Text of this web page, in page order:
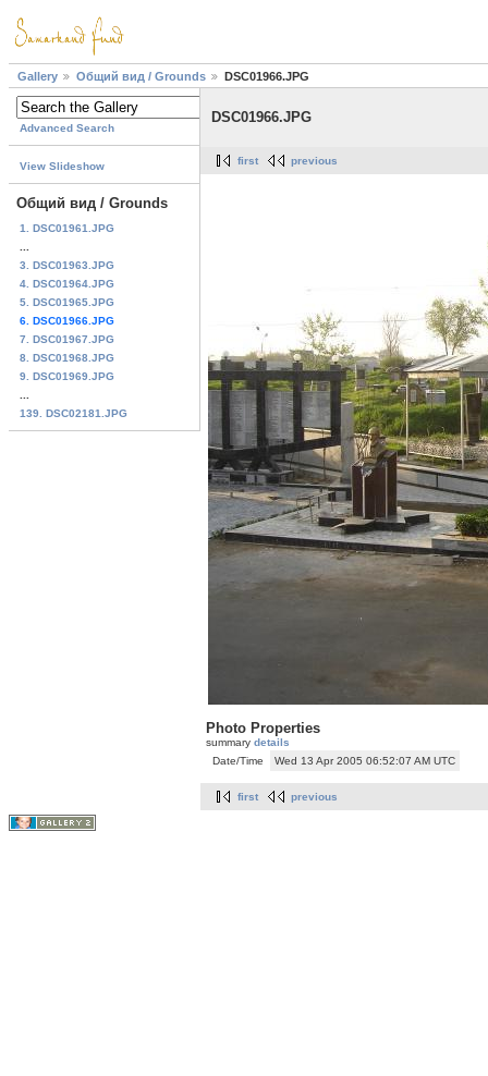
Gallery Общий вид / Grounds DSC01966.JPG
Advanced Search
View Slideshow
Общий вид / Grounds
1. DSC01961.JPG
3. DSC01963.JPG
4. DSC01964.JPG
5. DSC01965.JPG
6. DSC01966.JPG
7. DSC01967.JPG
8. DSC01968.JPG
9. DSC01969.JPG
139. DSC02181.JPG
DSC01966.JPG
first previous
Photo Properties
summary details
Date/Time
Wed 13 Apr 2005 06:52:07 AM UTC
first previous